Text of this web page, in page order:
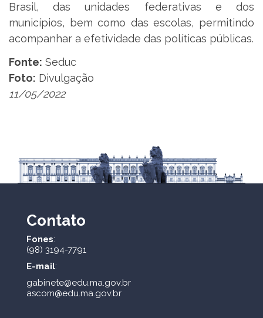
Brasil, das unidades federativas e dos
municípios, bem como das escolas, permitindo
acompanhar a efetividade das políticas públicas.
Fonte: Seduc
Foto: Divulgação
11/05/2022
Contato
Fones:
(98) 3194-7791
E-mail:
gabinete@edu.ma.gov.br
ascom@edu.ma.gov.br